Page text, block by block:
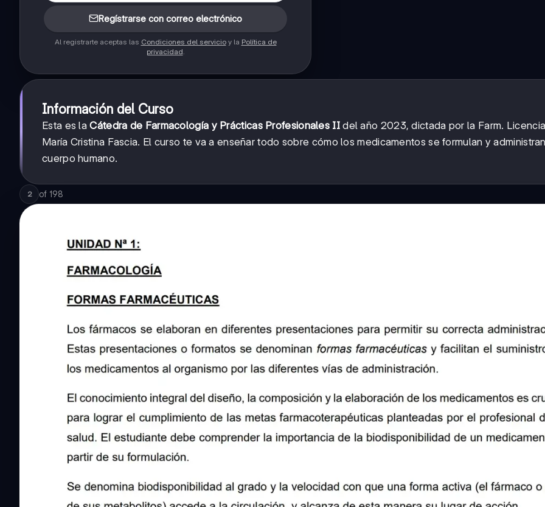
Regístrarse con correo electrónico
Al registrarte aceptas las Condiciones del servicioy la Política de
privacidad
Información del Curso
Esta es laCátedra de Farmacología y Prácticas Profesionales IIdel año 2023, dictada por la Farm.
María Cristina Fascia. El curso te va a enseñar todo sobre cómo los medicamentos se formulan y
cuerpo humano.
2 of 198